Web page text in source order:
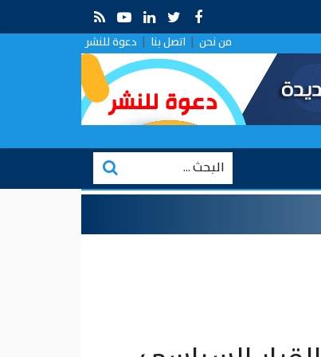
التقارب الروسي في ظل الصراع الإيراني–الإسرائيلي
من نحن| اتصل بنا | دعوة للنشر